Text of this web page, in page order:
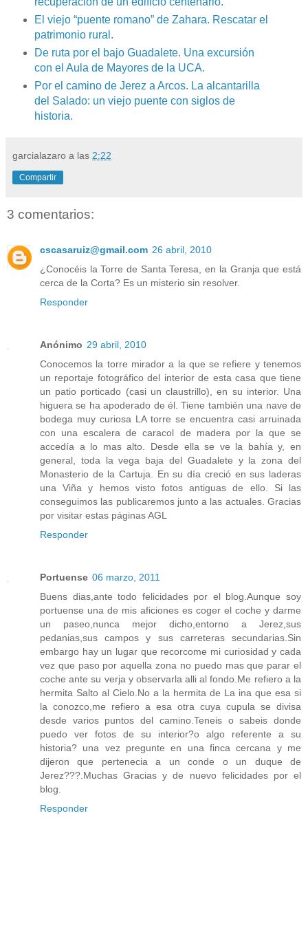
El viejo “puente romano” de Zahara. Rescatar el
patrimonio rural.
De ruta por el bajo Guadalete. Una excursión
con el Aula de Mayores de la UCA.
Por el camino de Jerez a Arcos. La alcantarilla
del Salado: un viejo puente con siglos de
historia.
garcialazaro a las 2:22
Compartir
3 comentarios:
cscasaruiz@gmail.com 26 abril, 2010
¿Conocéis la Torre de Santa Teresa, en la Granja que está
cerca de la Corta? Es un misterio sin resolver.
Responder
Anónimo 29 abril, 2010
Conocemos la torre mirador a la que se refiere y tenemos
un reportaje fotográfico del interior de esta casa que tiene
un patio porticado (casi un claustrillo), en su interior. Una
higuera se ha apoderado de él. Tiene también una nave de
bodega muy curiosa LA torre se encuentra casi arruinada
con una escalera de caracol de madera por la que se
accedía a lo mas alto. Desde ella se ve la bahía y, en
general, toda la vega baja del Guadalete y la zona del
Monasterio de la Cartuja. En su día creció en sus laderas
una Viña y hemos visto fotos antiguas de ello. Si las
conseguimos las publicaremos junto a las actuales. Gracias
por visitar estas páginas AGL
Responder
Portuense 06 marzo, 2011
Buens dias,ante todo felicidades por el blog.Aunque soy
portuense una de mis aficiones es coger el coche y darme
un paseo,nunca mejor dicho,entorno a Jerez,sus
pedanias,sus campos y sus carreteras secundarias.Sin
embargo hay un lugar que recorcome mi curiosidad y cada
vez que paso por aquella zona no puedo mas que parar el
coche ante su verja y observarla alli al fondo.Me refiero a la
hermita Salto al Cielo.No a la hermita de La ina que esa si
la conozco,me refiero a esa otra cuya cupula se divisa
desde varios puntos del camino.Teneis o sabeis donde
puedo ver fotos de su interior?o algo referente a su
historia? una vez pregunte en una finca cercana y me
dijeron que pertenecia a un conde o un duque de
Jerez???.Muchas Gracias y de nuevo felicidades por el
blog.
Responder